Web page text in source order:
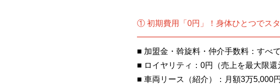
① 初期費用「0円」！身体ひとつでスタ
■ 加盟金・斡旋料・仲介手数料：すべ
■ ロイヤリティ：0円（売上を最大限還
■ 車両リース（紹介）：月額3万5,000